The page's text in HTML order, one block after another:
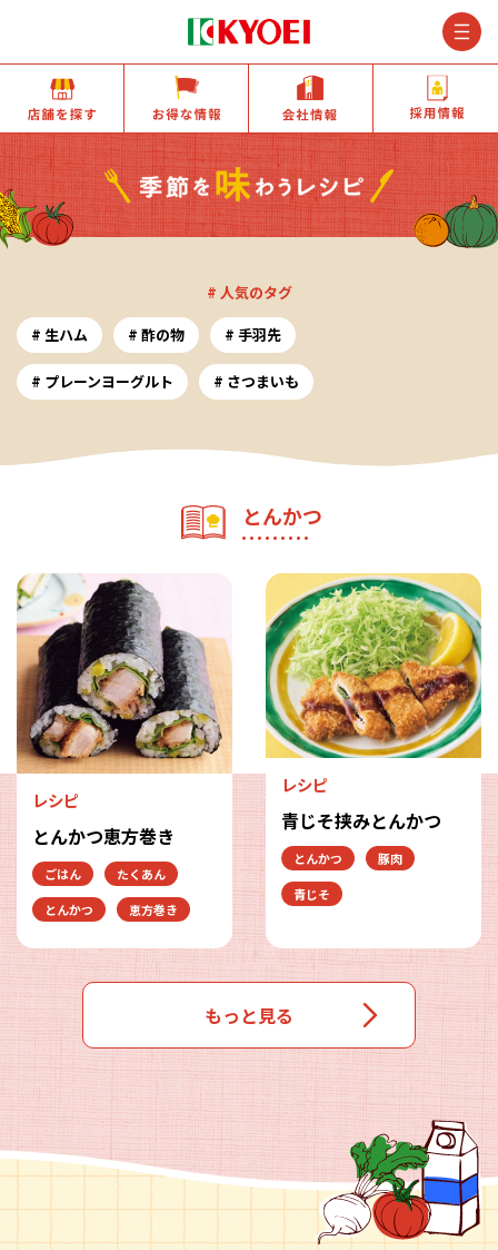
店舗を探す お得な情報 会社情報
# 人気のタグ
生ハム
酢の物 手羽先
プレーンヨーグルト さつまいも
とんかつ
レシピ
とんかつ恵方巻き
ごはん
たくあん
とんかつ
恵方巻き
レシピ
青じそ挟みとんかつ
とんかつ
豚肉
青じそ
もっと見る